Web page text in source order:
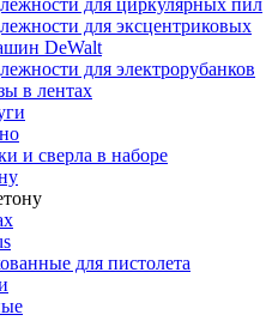
для циркулярных пил
для эксцентриковых
DeWalt
для электрорубанков
в лентах
и сверла в наборе
для пистолета